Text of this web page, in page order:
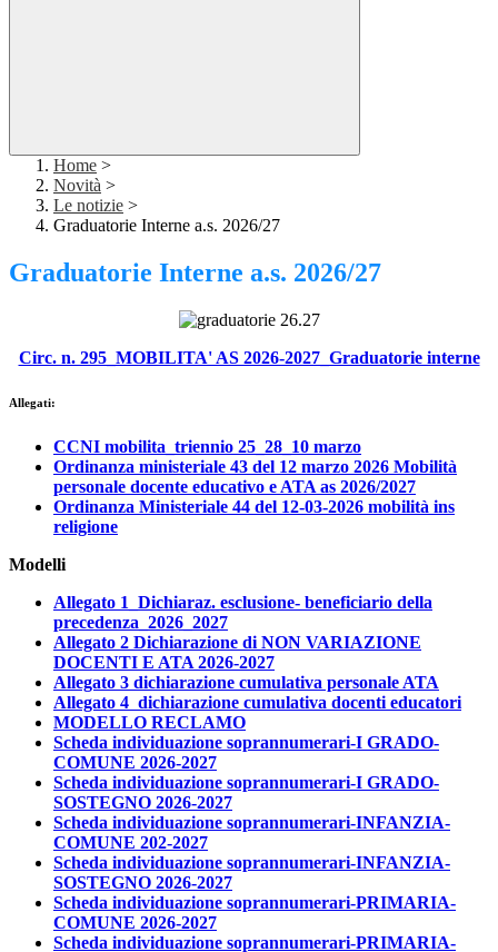
Home >
Novità >
Le notizie >
Graduatorie Interne a.s. 2026/27
Graduatorie Interne a.s. 2026/27
Circ. n. 295_MOBILITA' AS 2026-2027_Graduatorie interne
Allegati:
CCNI mobilita_triennio 25_28_10 marzo
Ordinanza ministeriale 43 del 12 marzo 2026 Mobilità
personale docente educativo e ATA as 2026/2027
Ordinanza Ministeriale 44 del 12-03-2026 mobilità ins
religione
Modelli
Allegato 1_Dichiaraz. esclusione- beneficiario della
precedenza_2026_2027
Allegato 2 Dichiarazione di NON VARIAZIONE
DOCENTI E ATA 2026-2027
Allegato 3 dichiarazione cumulativa personale ATA
Allegato 4 dichiarazione cumulativa docenti educatori
MODELLO RECLAMO
Scheda individuazione soprannumerari-I GRADO-
COMUNE 2026-2027
Scheda individuazione soprannumerari-I GRADO-
SOSTEGNO 2026-2027
Scheda individuazione soprannumerari-INFANZIA-
COMUNE 202-2027
Scheda individuazione soprannumerari-INFANZIA-
SOSTEGNO 2026-2027
Scheda individuazione soprannumerari-PRIMARIA-
COMUNE 2026-2027
Scheda individuazione soprannumerari-PRIMARIA-